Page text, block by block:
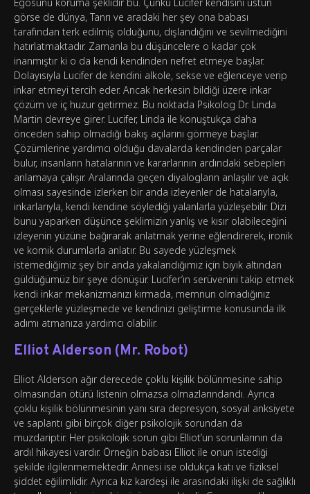
görse de dünya, Tanrı ve aradaki her şey ona babası
tarafından terk edilmiş olduğunu, dışlandığını ve sevilmediğini
hatırlatmaktadır. Zamanla bu düşüncelere o kadar çok
inanmıştır ki o da kendi kendinden nefret etmeye başlar.
Dolayısıyla Lucifer de kendini alkole, sekse ve eğlenceye verip
inkar etmeyi tercih eder. Ancak herkesin bildiği üzere inkar
çözüm ve iç huzur getirmez. Bu noktada Psikolog Dr. Linda
Martin devreye girer. Lucifer, Linda ile konuştukça daha
önceden sahip olmadığı bakış açılarını görmeye başlar.
Çözümlerine yardımcı olduğu davalarda kendinden parçalar
bulur, insanların hatalarının ve kararlarının ardındaki sebepleri
anlamaya çalışır. Aralarında geçen diyalogların anlaşılır ve açık
olması sayesinde izlerken bir anda izleyenler de hatalarıyla,
inkarlarıyla, kendi kendine söylediği yalanlarla yüzleşebilir. Dizi
bunu yaparken düşünce şeklimizin yanlış ve kısır olabileceğini
izleyenin yüzüne bağırarak anlatmak yerine eğlendirerek, ironik
ve komik durumlarla anlatır. Bu sayede yüzleşmek
istemediğimiz şey bir anda yakalandığımız için bıyık altından
güldüğümüz bir şeye dönüşür. Lucifer’ın serüvenini takip etmek
kendi inkar mekanizmanızı kırmada, memnun olmadığınız
gerçeklerle yüzleşmede ve kendinizi geliştirme konusunda ilk
adımı atmanıza yardımcı olabilir.
Elliot Alderson (Mr. Robot)
Elliot Alderson ağır derecede çoklu kişilik bölünmesine sahip
olmasından ötürü listenin olmazsa olmazlarındandı. Ayrıca
çoklu kişilik bölünmesinin yanı sıra depresyon, sosyal anksiyete
ve saplantı gibi birçok diğer psikolojik sorundan da
muzdariptir. Her psikolojik sorun gibi Elliot’un sorunlarının da
ardıl hikayesi vardır. Örneğin babası Elliot ile onun istediği
şekilde ilgilenmemektedir. Annesi ise oldukça katı ve fiziksel
şiddet eğilimlidir. Ayrıca kız kardeşi ile arasındaki ilişki de sağlıklı